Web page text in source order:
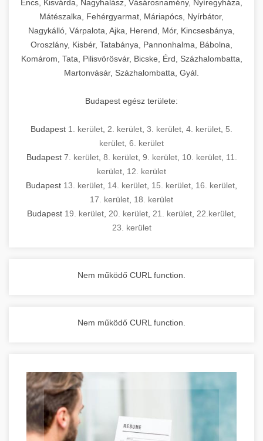
Encs, Kisvárda, Nagyhalász, Vásárosnamény, Nyíregyháza,
Mátészalka, Fehérgyarmat, Máriapócs, Nyírbátor,
Nagykálló, Várpalota, Ajka, Herend, Mór, Kincsesbánya,
Oroszlány, Kisbér, Tatabánya, Pannonhalma, Bábolna,
Komárom, Tata, Pilisvörösvár, Bicske, Érd, Százhalombatta,
Martonvásár, Százhalombatta, Gyál.
Budapest egész területe:
Budapest 1. kerület 2. kerület 3. kerület 4. kerület 5.
kerület 6. kerület
Budapest 7. kerület, 8. kerület, 9. kerület, 10. kerület, 11.
kerület 12. kerület
Budapest 13. kerület 14. kerület 15. kerület 16. kerület
17. kerület 18. kerület
Budapest 19. kerület 20. kerület 21. kerület 22.kerület
23. kerület
Nem működő CURL function.
Nem működő CURL function.